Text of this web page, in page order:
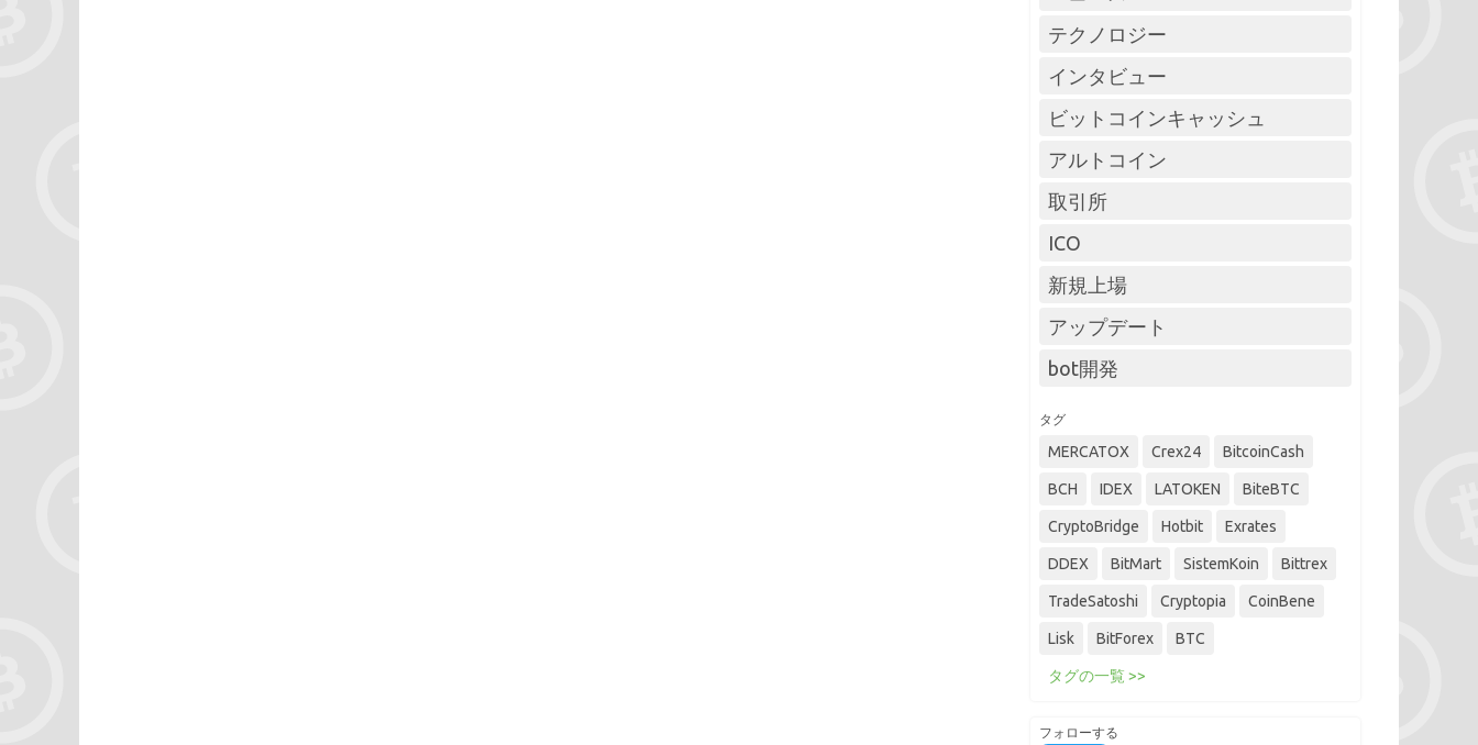
テクノロジー
インタビュー
ビットコインキャッシュ
アルトコイン
取引所
ICO
新規上場
アップデート
bot開発
タグ
MERCATOX Crex24 BitcoinCash
BCH IDEX LATOKEN BiteBTC
CryptoBridge Hotbit Exrates
DDEX BitMart SistemKoin Bittrex
TradeSatoshi Cryptopia CoinBene
Lisk BitForex BTC
タグの一覧 >>
フォローする